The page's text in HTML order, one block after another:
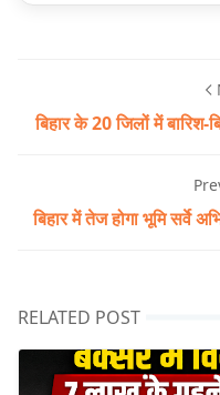
बिहार के 20 जिलों में
बिहार में तेज होगा भूमि सर्वे
RELATED POST